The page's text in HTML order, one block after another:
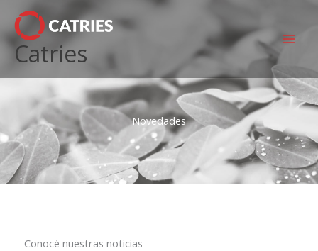
contenido
Catries
Novedades
Conocé nuestras noticias